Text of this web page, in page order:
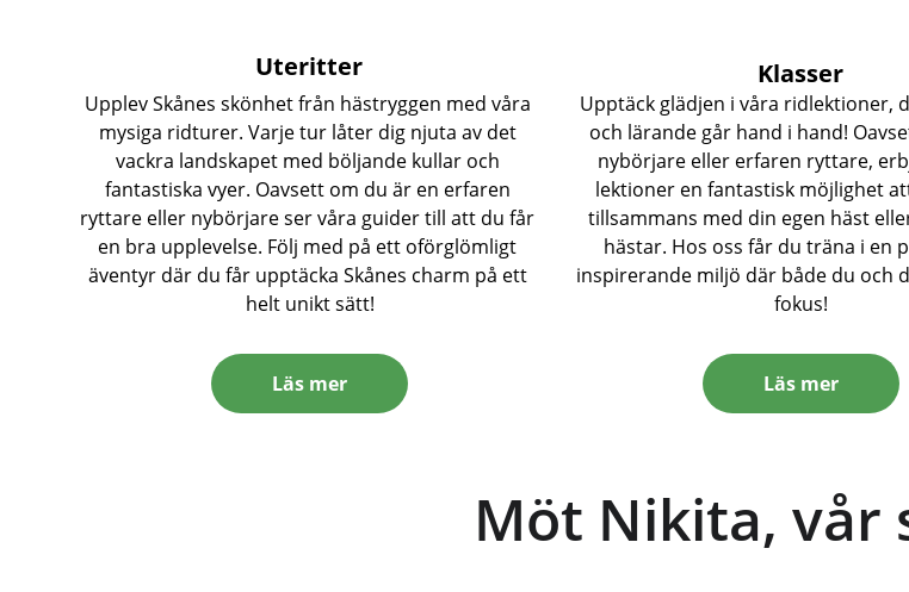
Uteritter
Upplev Skånes skönhet från hästryggen med våra
mysiga ridturer. Varje tur låter dig njuta av det
vackra landskapet med böljande kullar och
fantastiska vyer. Oavsett om du är en erfaren
ryttare eller nybörjare ser våra guider till att du får
en bra upplevelse. Följ med på ett oförglömligt
äventyr där du får upptäcka Skånes charm på ett
helt unikt sätt!
Klasser
Upptäck glädjen i våra ridlektioner,
och lärande går hand i hand!
nybörjare eller erfaren ryttare,
lektioner en fantastisk möjlighet
tillsammans med din egen häst
hästar. Hos oss får du träna i en
inspirerande miljö där både du och
fokus!
Läs mer Läs mer
Möt Nikita, vår